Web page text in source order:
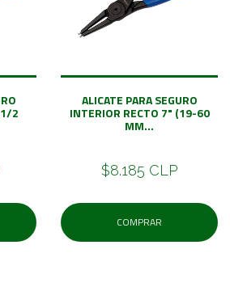
2
ALICATE PARA SEGURO
INTERIOR RECTO 7" (19-60
MM...
$8.185 CLP
COMPRAR